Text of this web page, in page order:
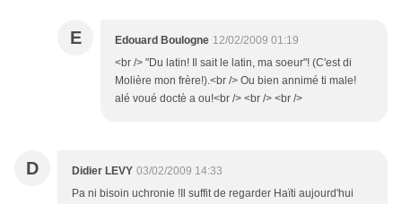
E Edouard Boulogne 12/02/2009 01:19
<br /> "Du latin! Il sait le latin, ma soeur"! (C'est di
Molière mon frère!).<br /> Ou bien annimé ti male!
alé voué doctè a ou!<br /> <br /> <br />
D Didier LEVY 03/02/2009 14:33
Pa ni bisoin uchronie !Il suffit de regarder Haïti aujourd'hui